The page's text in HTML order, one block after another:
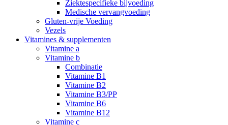
Ziektespecifieke bijvoeding
Medische vervangvoeding
Gluten-vrije Voeding
Vezels
Vitamines & supplementen
Vitamine a
Vitamine b
Combinatie
Vitamine B1
Vitamine B2
Vitamine B3/PP
Vitamine B6
Vitamine B12
Vitamine c